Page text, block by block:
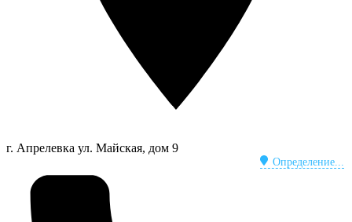
г. Апрелевка
Определение...
ул. Майская, дом 9